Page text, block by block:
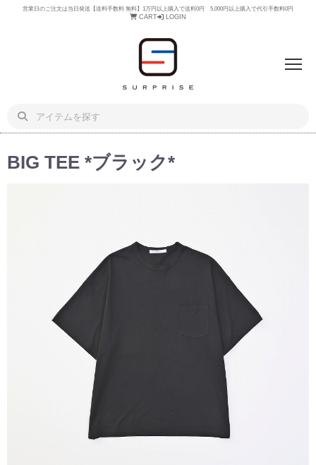
営業日のご注文は当日発送【送料手数料 無料】1万円以上購入で送料0円 5,000円以上購入で代引手数料0円
CART LOGIN
BIG TEE *ブラック*